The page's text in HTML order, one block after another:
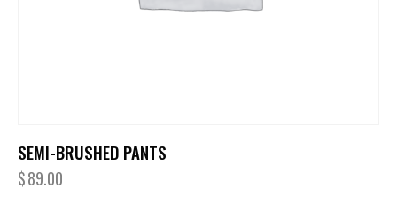
SEMI-BRUSHED PANTS
$89.00